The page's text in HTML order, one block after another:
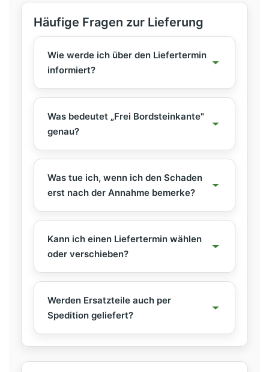
Häufige Fragen zur Lieferung
Wie werde ich über den Liefertermin
informiert?
Was bedeutet „Frei Bordsteinkante"
genau?
Was tue ich, wenn ich den Schaden
erst nach der Annahme bemerke?
Kann ich einen Liefertermin wählen
oder verschieben?
Werden Ersatzteile auch per
Spedition geliefert?